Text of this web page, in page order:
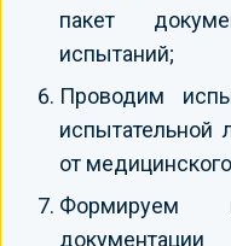
пакет
испытаний;
Проводим
испытательной
от
Формируем